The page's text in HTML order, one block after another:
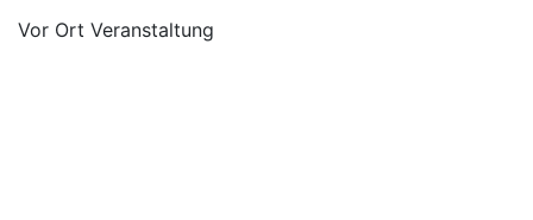
Vor Ort Veranstaltung